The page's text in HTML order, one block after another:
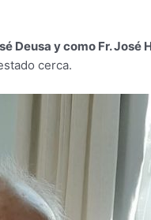
Deusa y como Fr. José
cerca.